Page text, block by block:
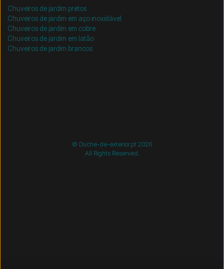
Chuveiros de jardim pretos
Chuveiros de jardim em aço inoxidável
Chuveiros de jardim em cobre
Chuveiros de jardim em latão
Chuveiros de jardim brancos
© Duche-de-exterior.pt 2026
All Rights Reserved.